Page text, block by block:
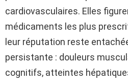
cardiovasculaires. Elles
médicaments les plus
leur réputation reste
persistante : douleurs
cognitifs, atteintes